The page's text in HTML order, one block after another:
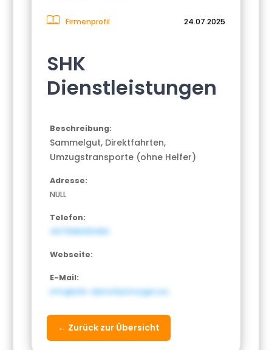
Firmenprofil 24.07.2025
SHK
Dienstleistungen
Beschreibung:
Sammelgut, Direktfahrten,
Umzugstransporte (ohne Helfer)
Adresse:
NULL
Telefon:
4971918099480
Webseite:
E-Mail:
info@shk-dienstleistungen.eu
← Zurück zur Übersicht